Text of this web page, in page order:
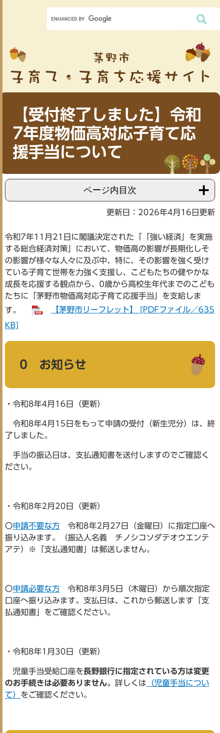
【受付終了しました】令和
7年度物価高対応子育て応
援手当について
ページ内目次
更新日：2026年4月16日更新
令和7年11月21日に閣議決定された「「強い経済」を実施
する総合経済対策」において、物価高の影響が長期化しそ
の影響が様々な人々に及ぶ中、特に、その影響を強く受け
ている子育て世帯を力強く支援し、こどもたちの健やかな
成長を応援する観点から、0歳から高校生年代までのこども
たちに「茅野市物価高対応子育て応援手当」を支給しま
す。
【茅野市リーフレット】 [PDFファイル／635
KB]
0 お知らせ
・令和8年4月16日（更新）
令和8年4月15日をもって申請の受付（新生児分）は、終
了しました。
手当の振込日は、支払通知書を送付しますのでご確認く
ださい。
・令和8年2月20日（更新）
〇申請不要な方 令和8年2月27日（金曜日）に指定口座へ
振り込みます。（振込人名義 チノシコソダテオウエンテ
アテ）※「支払通知書」は郵送しません。
〇申請必要な方 令和8年3月5日（木曜日）から順次指定
口座へ振り込みます。支払日は、これから郵送します「支
払通知書」をご確認ください。
・令和8年1月30日（更新）
児童手当受給口座を長野銀行に指定されている方は変更
のお手続きは必要ありません。 詳しくは （児童手当につい
て） をご確認ください。